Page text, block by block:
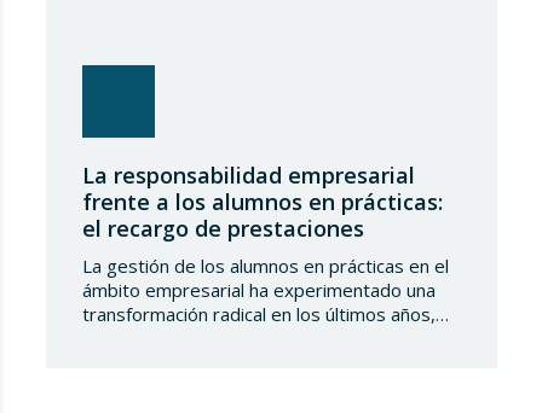
La responsabilidad empresarial
frente a los alumnos en prácticas:
el recargo de prestaciones
La gestión de los alumnos en prácticas en el
ámbito empresarial ha experimentado una
transformación radical en los últimos años,